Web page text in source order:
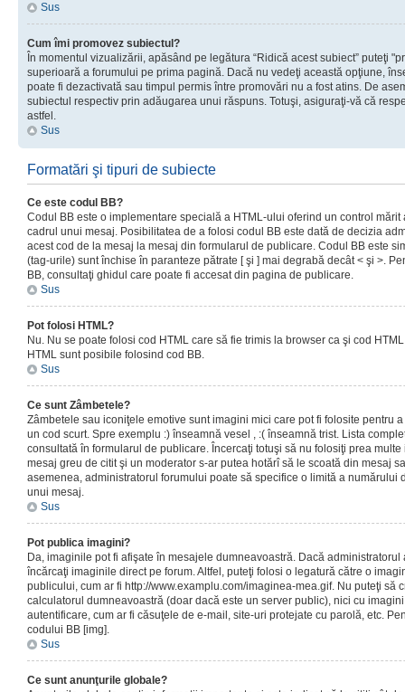
Sus
Cum îmi promovez subiectul?
În momentul vizualizării, apăsând pe legătura “Ridică acest subiect” puteţi
superioară a forumului pe prima pagină. Dacă nu vedeţi această opţiune,
poate fi dezactivată sau timpul permis între promovări nu a fost atins. De
subiectul respectiv prin adăugarea unui răspuns. Totuşi, asiguraţi-vă că
astfel.
Sus
Formatări şi tipuri de subiecte
Ce este codul BB?
Codul BB este o implementare specială a HTML-ului oferind un control
cadrul unui mesaj. Posibilitatea de a folosi codul BB este dată de decizia
acest cod de la mesaj la mesaj din formularul de publicare. Codul BB este
(tag-urile) sunt închise în paranteze pătrate [ şi ] mai degrabă decât < şi >.
BB, consultaţi ghidul care poate fi accesat din pagina de publicare.
Sus
Pot folosi HTML?
Nu. Nu se poate folosi cod HTML care să fie trimis la browser ca şi cod
HTML sunt posibile folosind cod BB.
Sus
Ce sunt Zâmbetele?
Zâmbetele sau iconiţele emotive sunt imagini mici care pot fi folosite pentru
un cod scurt. Spre exemplu :) înseamnă vesel , :( înseamnă trist. Lista
consultată în formularul de publicare. Încercaţi totuşi să nu folosiţi prea
mesaj greu de citit şi un moderator s-ar putea hotărî să le scoată din mesaj
asemenea, administratorul forumului poate să specifice o limită a numărului
unui mesaj.
Sus
Pot publica imagini?
Da, imaginile pot fi afişate în mesajele dumneavoastră. Dacă
încărcaţi imaginile direct pe forum. Altfel, puteţi folosi o legatură către o
publicului, cum ar fi http://www.examplu.com/imaginea-mea.gif. Nu puteţi să
calculatorul dumneavoastră (doar dacă este un server public), nici cu
autentificare, cum ar fi căsuţele de e-mail, site-uri protejate cu parolă, etc.
codului BB [img].
Sus
Ce sunt anunţurile globale?